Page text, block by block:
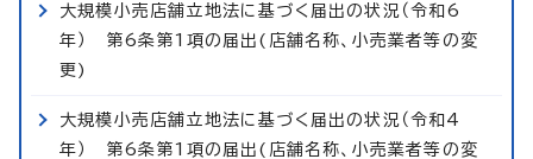
大規模小売店舗立地法に基づく届出の状況（令和6
年） 第6条第1項の届出(店舗名称、小売業者等の変
更)
大規模小売店舗立地法に基づく届出の状況（令和4
年） 第6条第1項の届出(店舗名称、小売業者等の変